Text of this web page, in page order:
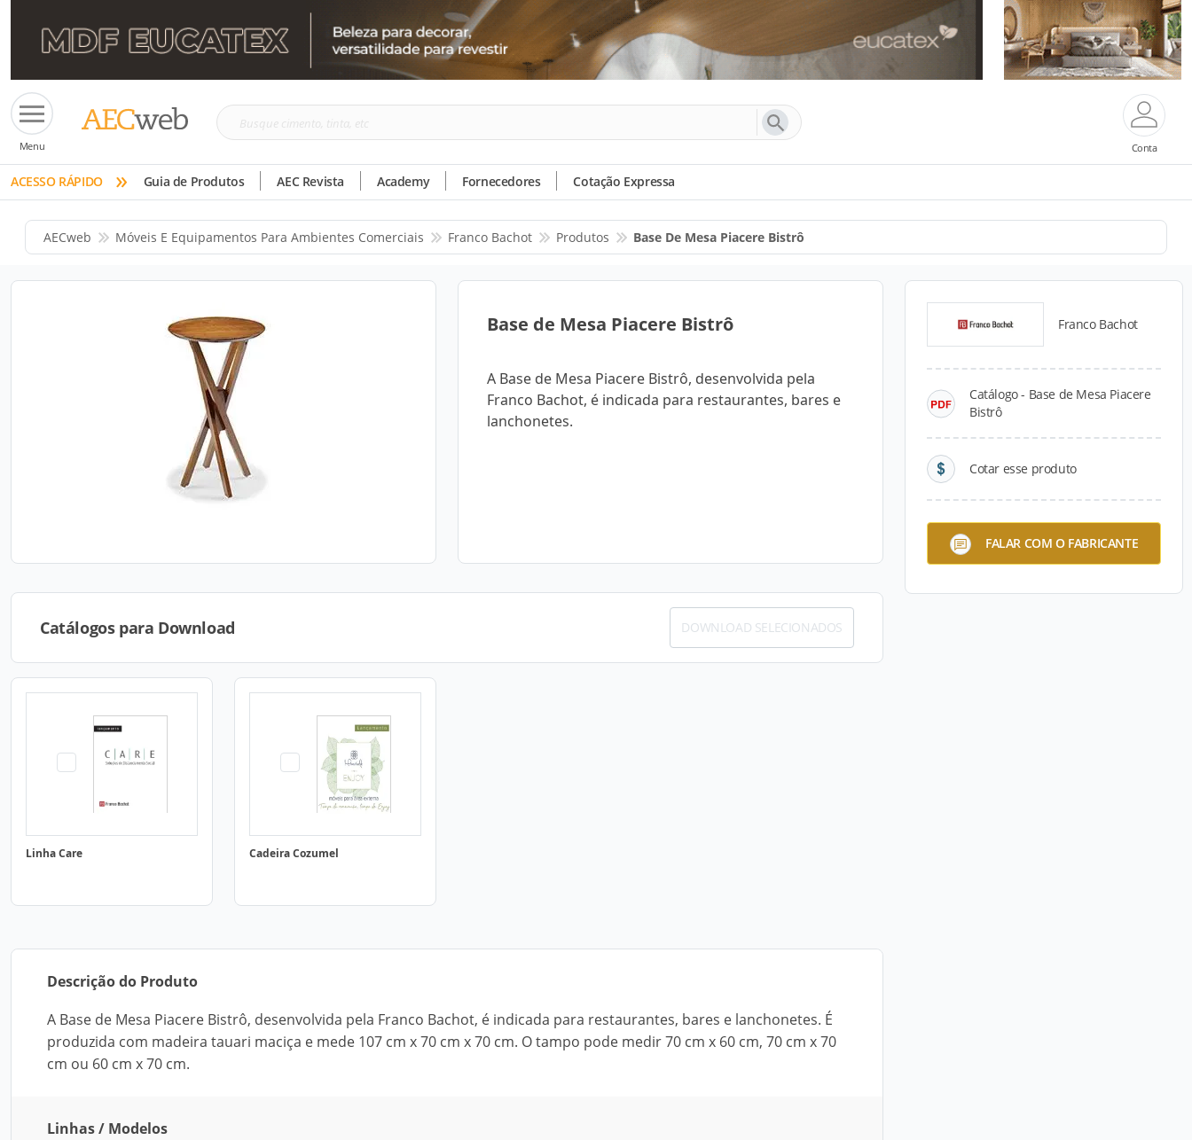
Menu
Busque
tinta,
etc
Conta
ACESSO RÁPIDO » Guia de Produtos AEC Revista Academy Fornecedores Cotação Expressa
AECweb Móveis E Equipamentos Para Ambientes Comerciais Franco Bachot Produtos Base De Mesa Piacere Bistrô
Base de Mesa Piacere Bistrô
A Base de Mesa Piacere Bistrô, desenvolvida pela
Franco Bachot, é indicada para restaurantes, bares e
lanchonetes.
Franco Bachot
Catálogo - Base de Mesa Piacere
Bistrô
Cotar esse produto
FALAR COM O FABRICANTE
Catálogos para Download DOWNLOAD SELECIONADOS
Linha Care Cadeira Cozumel
Descrição do Produto
A Base de Mesa Piacere Bistrô, desenvolvida pela Franco Bachot, é indicada para restaurantes, bares e lanchonetes. É
produzida com madeira tauari maciça e mede 107 cm x 70 cm x 70 cm. O tampo pode medir 70 cm x 60 cm, 70 cm x 70
cm ou 60 cm x 70 cm.
Linhas / Modelos